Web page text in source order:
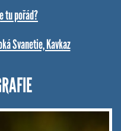
tu pořád?
Svanetie, Kavkaz